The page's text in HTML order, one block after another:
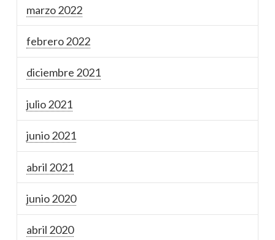
marzo 2022
febrero 2022
diciembre 2021
julio 2021
junio 2021
abril 2021
junio 2020
abril 2020